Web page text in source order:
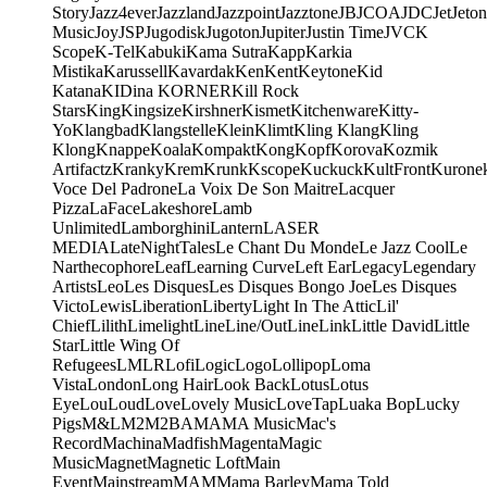
StoryJazz4everJazzlandJazzpointJazztoneJBJCOAJDCJetJeton
MusicJoyJSPJugodiskJugotonJupiterJustin TimeJVCK
ScopeK-TelKabukiKama SutraKappKarkia
MistikaKarussellKavardakKenKentKeytoneKid
KatanaKIDina KORNERKill Rock
StarsKingKingsizeKirshnerKismetKitchenwareKitty-
YoKlangbadKlangstelleKleinKlimtKling KlangKling
KlongKnappeKoalaKompaktKongKopfKorovaKozmik
ArtifactzKrankyKremKrunkKscopeKuckuckKultFront
Voce Del PadroneLa Voix De Son MaitreLacquer
PizzaLaFaceLakeshoreLamb
UnlimitedLamborghiniLanternLASER
MEDIALateNightTalesLe Chant Du MondeLe Jazz CoolLe
NarthecophoreLeafLearning CurveLeft EarLegacyLegendary
ArtistsLeoLes DisquesLes Disques Bongo JoeLes Disques
VictoLewisLiberationLibertyLight In The AtticLil'
ChiefLilithLimelightLineLine/OutLineLinkLittle DavidLittle
StarLittle Wing Of
RefugeesLMLRLofiLogicLogoLollipopLoma
VistaLondonLong HairLook BackLotusLotus
EyeLouLoudLoveLovely MusicLoveTapLuaka BopLucky
PigsM&LM2M2BAMAMA MusicMac's
RecordMachinaMadfishMagentaMagic
MusicMagnetMagnetic LoftMain
EventMainstreamMAMMama BarleyMama Told